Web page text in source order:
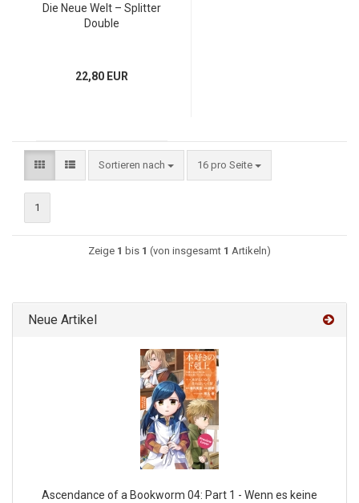
Die Neue Welt – Splitter
Double
22,80 EUR
Sortieren nach 16 pro Seite
1
Zeige 1 bis 1 (von insgesamt 1 Artikeln)
Neue Artikel
Ascendance of a Bookworm 04: Part 1 - Wenn es keine